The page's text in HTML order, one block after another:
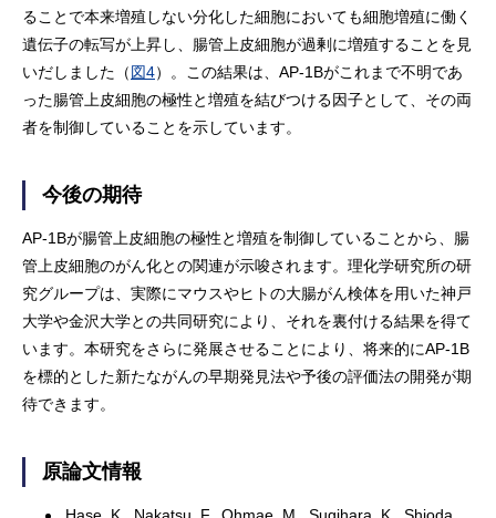
ることで本来増殖しない分化した細胞においても細胞増殖に働く
遺伝子の転写が上昇し、腸管上皮細胞が過剰に増殖することを見
いだしました（図4）。この結果は、AP-1Bがこれまで不明であ
った腸管上皮細胞の極性と増殖を結びつける因子として、その両
者を制御していることを示しています。
今後の期待
AP-1Bが腸管上皮細胞の極性と増殖を制御していることから、腸
管上皮細胞のがん化との関連が示唆されます。理化学研究所の研
究グループは、実際にマウスやヒトの大腸がん検体を用いた神戸
大学や金沢大学との共同研究により、それを裏付ける結果を得て
います。本研究をさらに発展させることにより、将来的にAP-1B
を標的とした新たながんの早期発見法や予後の評価法の開発が期
待できます。
原論文情報